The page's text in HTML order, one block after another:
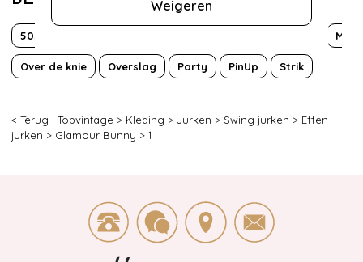
Weigeren
50s
Over de knie Overslag Party PinUp Strik
< Terug | Topvintage > Kleding > Jurken > Swing jurken > Effen
jurken > Glamour Bunny > 1